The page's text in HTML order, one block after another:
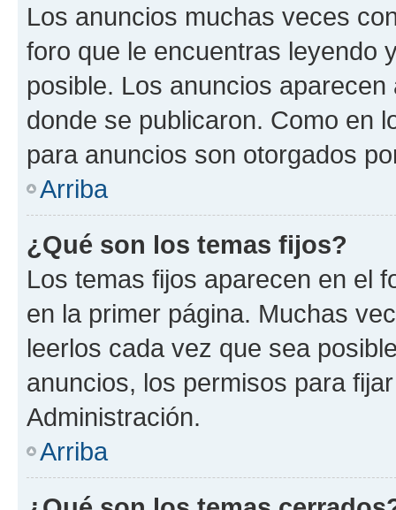
Los anuncios muchas veces
foro que le encuentras leyendo
posible. Los anuncios
donde se publicaron. Como en
para anuncios son otorgados
Arriba
¿Qué son los temas fijos?
Los temas fijos aparecen en el
en la primer página. Muchas
leerlos cada vez que sea
anuncios, los permisos para
Administración.
Arriba